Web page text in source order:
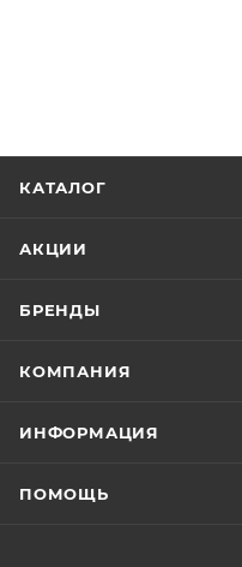
КАТАЛОГ
АКЦИИ
БРЕНДЫ
КОМПАНИЯ
ИНФОРМАЦИЯ
ПОМОЩЬ